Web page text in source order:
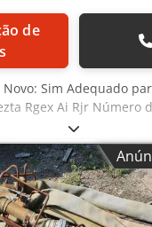
Novo: Sim Adequado
Rgex Ai Rjr Número